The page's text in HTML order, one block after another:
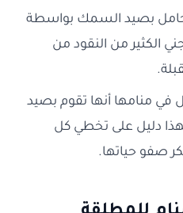
بصيد السمك بواسطة
الكثير من النقود من
في منامها أنها تقوم بصيد
دليل على تخطي كل
صفو حياتها.